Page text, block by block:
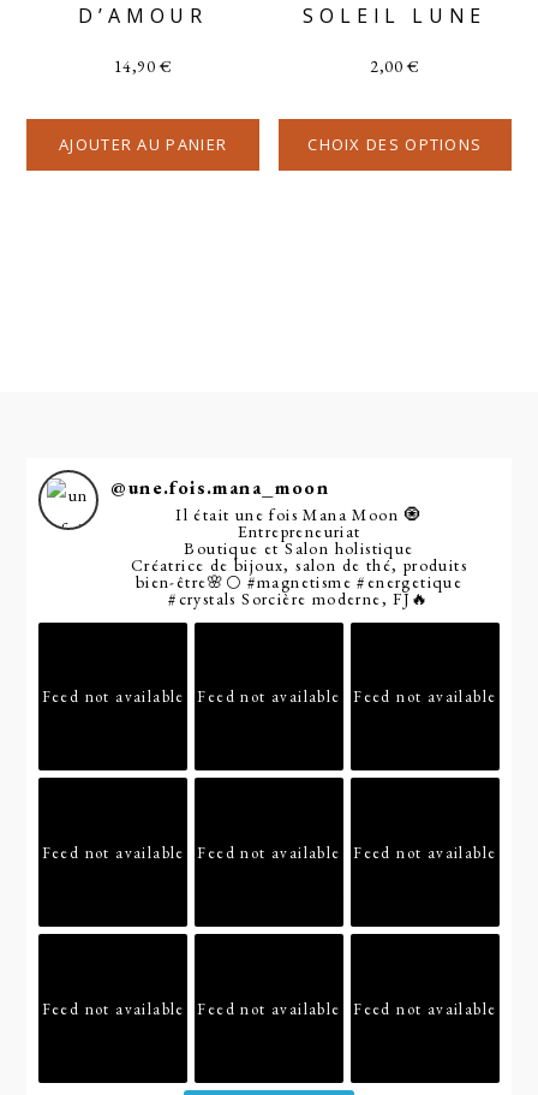
D’AMOUR
14,90€
AJOUTER AU PANIER
SOLEIL LUNE
2,00€
CHOIX DES OPTIONS
@une.fois.mana_moon
Il était une fois Mana Moon 🧿
Entrepreneuriat
Boutique et Salon holistique
Créatrice de bijoux, salon de thé, produits
bien-être🌸🌕 #magnetisme #energetique
#crystals Sorcière moderne, FJ🔥
Feed not available Feed not available Feed not available
Feed not available Feed not available Feed not available
Feed not available Feed not available Feed not available